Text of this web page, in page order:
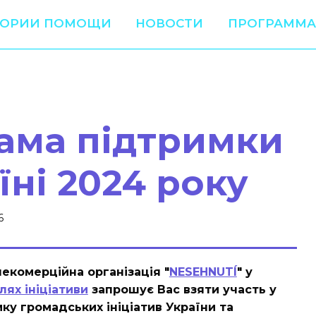
ПОМОЩИ НОВОСТИ
підтримки
2024 року
організація "NESEHNUTÍ" у
ініціативи запрошує Вас взяти участь у
громадських ініціатив України та